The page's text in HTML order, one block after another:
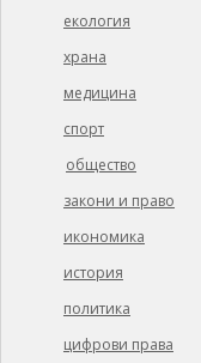
екология
храна
медицина
спорт
общество
закони и право
икономика
история
политика
цифрови права